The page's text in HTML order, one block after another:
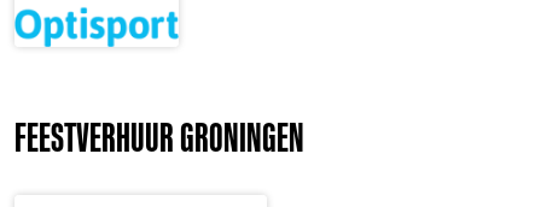
FEESTVERHUUR GRONINGEN